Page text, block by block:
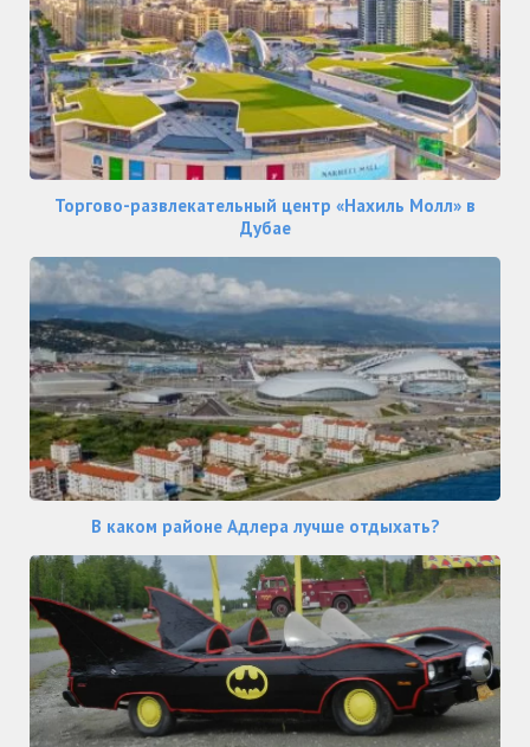
Торгово-развлекательный центр «Нахиль Молл» в
Дубае
В каком районе Адлера лучше отдыхать?